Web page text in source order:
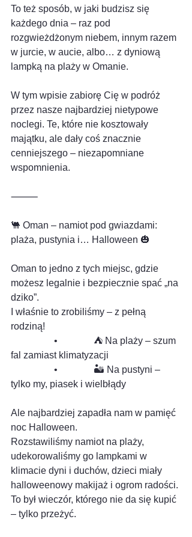
To też sposób, w jaki budzisz się
każdego dnia – raz pod
rozgwieżdżonym niebem, innym razem
w jurcie, w aucie, albo… z dyniową
lampką na plaży w Omanie.
W tym wpisie zabiorę Cię w podróż
przez nasze najbardziej nietypowe
noclegi. Te, które nie kosztowały
majątku, ale dały coś znacznie
cenniejszego – niezapomniane
wspomnienia.
⸻
🐫 Oman – namiot pod gwiazdami:
plaża, pustynia i… Halloween 🎃
Oman to jedno z tych miejsc, gdzie
możesz legalnie i bezpiecznie spać „na
dziko”.
I właśnie to zrobiliśmy – z pełną
rodziną!
•               ⛺ Na plaży – szum
fal zamiast klimatyzacji
•               🏜️ Na pustyni –
tylko my, piasek i wielbłądy
Ale najbardziej zapadła nam w pamięć
noc Halloween.
Rozstawiliśmy namiot na plaży,
udekorowaliśmy go lampkami w
klimacie dyni i duchów, dzieci miały
halloweenowy makijaż i ogrom radości.
To był wieczór, którego nie da się kupić
– tylko przeżyć.